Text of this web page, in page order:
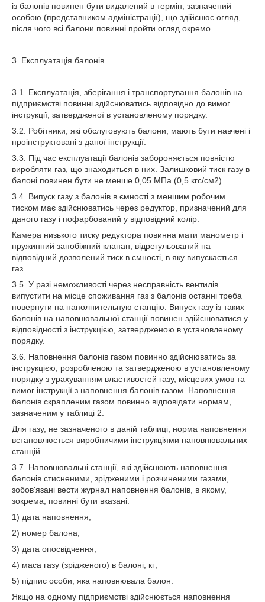
із балонів повинен бути видалений в термін, зазначений
особою (представником адміністрації), що здійснює огляд,
після чого всі балони повинні пройти огляд окремо.
3. Експлуатація балонів
3.1. Експлуатація, зберігання і транспортування балонів на
підприємстві повинні здійснюватись відповідно до вимог
інструкції, затвердженої в установленому порядку.
3.2. Робітники, які обслуговують балони, мають бути навчені і
проінструктовані з даної інструкції.
3.3. Під час експлуатації балонів забороняється повністю
виробляти газ, що знаходиться в них. Залишковий тиск газу в
балоні повинен бути не менше 0,05 МПа (0,5 кгс/см2).
3.4. Випуск газу з балонів в ємності з меншим робочим
тиском має здійснюватись через редуктор, призначений для
даного газу і пофарбований у відповідний колір.
Камера низького тиску редуктора повинна мати манометр і
пружинний запобіжний клапан, відрегульований на
відповідний дозволений тиск в ємності, в яку випускається
газ.
3.5. У разі неможливості через несправність вентилів
випустити на місце споживання газ з балонів останні треба
повернути на наполнительную станцію. Випуск газу із таких
балонів на наповнювальної станції повинен здійснюватися у
відповідності з інструкцією, затвердженою в установленому
порядку.
3.6. Наповнення балонів газом повинно здійснюватись за
інструкцією, розробленою та затвердженою в установленому
порядку з урахуванням властивостей газу, місцевих умов та
вимог інструкції з наповнення балонів газом. Наповнення
балонів скрапленим газом повинно відповідати нормам,
зазначеним у таблиці 2.
Для газу, не зазначеного в даній таблиці, норма наповнення
встановлюється виробничими інструкціями наповнювальних
станцій.
3.7. Наповнювальні станції, які здійснюють наповнення
балонів стисненими, зрідженими і розчиненими газами,
зобов'язані вести журнал наповнення балонів, в якому,
зокрема, повинні бути вказані:
1) дата наповнення;
2) номер балона;
3) дата опосвідчення;
4) маса газу (зрідженого) в балоні, кг;
5) підпис особи, яка наповнювала балон.
Якщо на одному підприємстві здійснюється наповнення